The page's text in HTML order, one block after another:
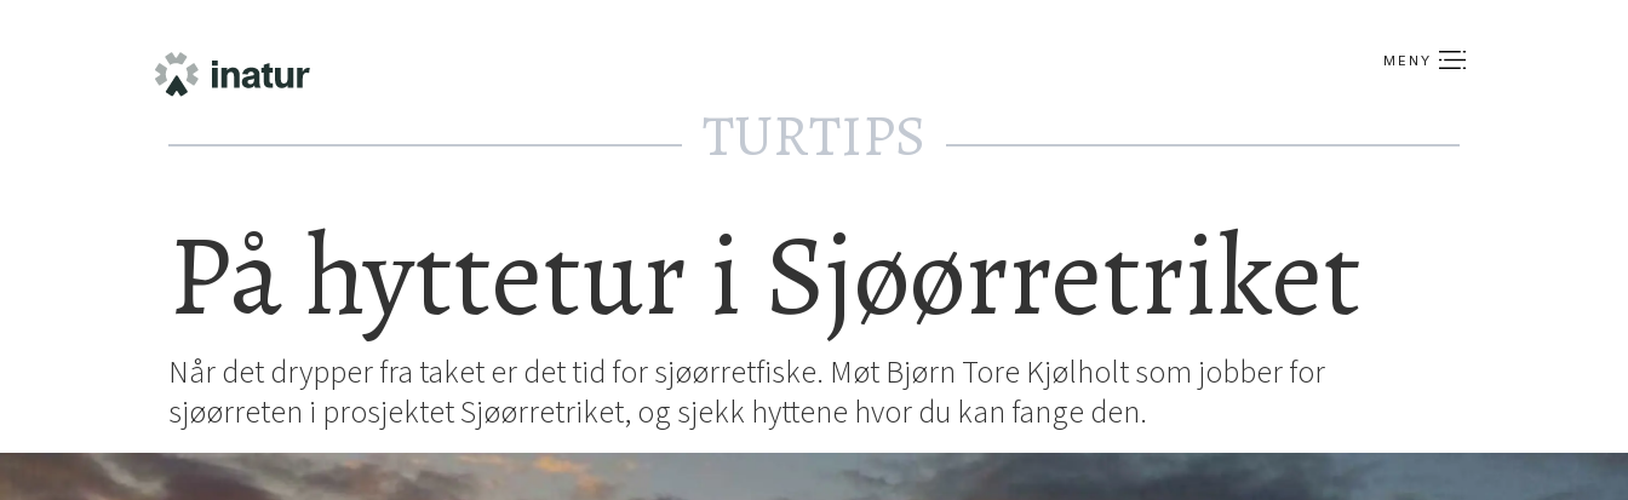
TURTIPS
På hyttetur i Sjøørretriket
Når det drypper fra taket er det tid for sjøørretfiske. Møt Bjørn Tore Kjølholt som jobber for
sjøørreten i prosjektet Sjøørretriket, og sjekk hyttene hvor du kan fange den.